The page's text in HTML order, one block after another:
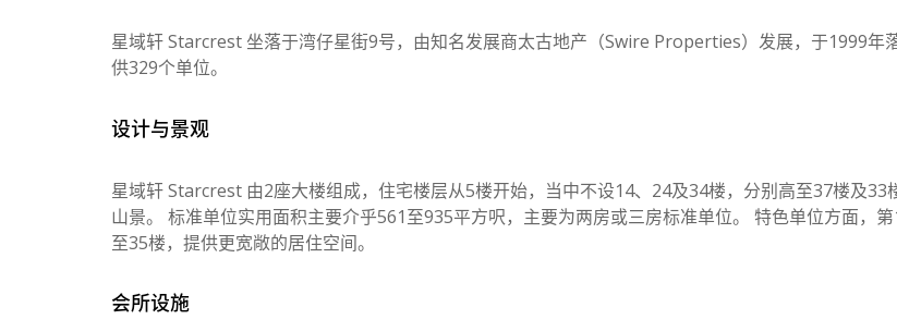
星域轩 Starcrest 坐落于湾仔星街9号，由知名发展商太古地产（Swire Properties）发展，于1999年
供329个单位。
设计与景观
星域轩 Starcrest 由2座大楼组成，住宅楼层从5楼开始，当中不设14、24及34楼，分别高至37楼及
山景。 标准单位实用面积主要介乎561至935平方呎，主要为两房或三房标准单位。 特色单位方面，
至35楼，提供更宽敞的居住空间。
会所设施